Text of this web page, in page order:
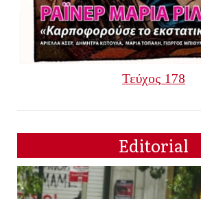
Τεύχος 178
Editorial